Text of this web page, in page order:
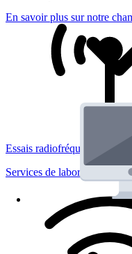
En savoir plus sur notre
Essais radiofréquences
Services de laboratoire